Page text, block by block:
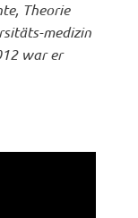
Theorie
medizin
war er